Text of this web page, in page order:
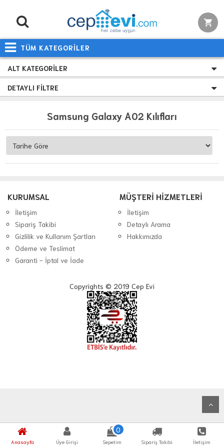
TÜM KATEGORİLER
Anasayfa Üye Girişi
0
Sepetim Sipariş Takibi İletişim
ALT KATEGORILER
DETAYLI FILTRE
Samsung Galaxy A02 Kılıfları
KURUMSAL
İletişim
Sipariş Takibi
Gizlilik ve Kullanım Şartları
Ödeme ve Teslimat
Garanti - İptal ve İade
MÜŞTERİ HİZMETLERİ
İletişim
Detaylı Arama
Hakkımızda
Copyrights © 2019 Cep Evi